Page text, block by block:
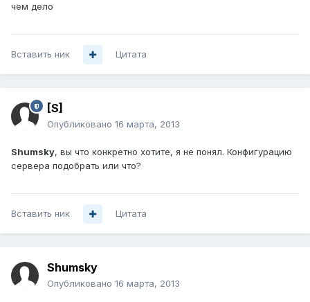
чем дело
Вставить ник Цитата
[S]
Опубликовано 16 марта, 2013
Shumsky, вы что конкретно хотите, я не понял. Конфигурацию
сервера подобрать или что?
Вставить ник Цитата
Shumsky
Опубликовано 16 марта, 2013